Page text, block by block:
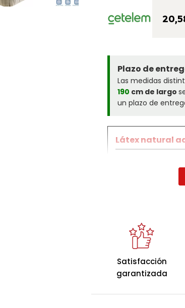
Plazo de
Las medidas
190 cm de largo
un plazo de
Látex natural
látex 100%
cada movimiento
Diseño ligero,
Con solo18 cm de
solución ideal
con un acolchado
Satisfacción
garantizada